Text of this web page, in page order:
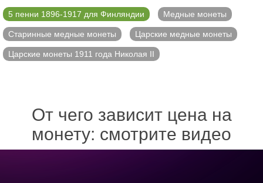
5 пенни 1896-1917 для Финляндии Медные монеты
Старинные медные монеты Царские медные монеты
Царские монеты 1911 года Николая II
От чего зависит цена на
монету: смотрите видео